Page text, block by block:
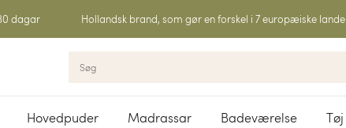
dagar Hollandsk brand, som gør en forskel i 7 europæiske lande
Hovedpuder Madrassar Badeværelse Tøj